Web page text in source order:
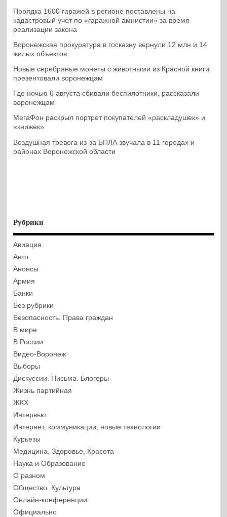
Порядка 1600 гаражей в регионе поставлены на
кадастровый учет по «гаражной амнистии» за время
реализации закона
Воронежская прокуратура в госказну вернули 12 млн и 14
жилых объектов
Новые серебряные монеты с животными из Красной книги
презентовали воронежцам
Где ночью 6 августа сбивали беспилотники, рассказали
воронежцам
МегаФон раскрыл портрет покупателей «раскладушек» и
«книжек»
Воздушная тревога из-за БПЛА звучала в 11 городах и
районах Воронежской области
Рубрики
Авиация
Авто
Анонсы
Армия
Банки
Без рубрики
Безопасность. Права граждан
В мире
В России
Видео-Воронеж
Выборы
Дискуссии. Письма. Блогеры
Жизнь партийная
ЖКХ
Интервью
Интернет, коммуникации, новые технологии
Курьезы
Медицина, Здоровье, Красота
Наука и Образование
О разном
Общество. Культура
Онлайн-конференции
Официально